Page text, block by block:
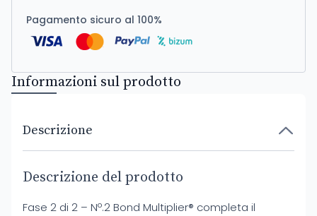
Pagamento sicuro al 100%
Informazioni sul prodotto
Descrizione
Descrizione del prodotto
Fase 2 di 2 – Nº.2 Bond Multiplier® completa il